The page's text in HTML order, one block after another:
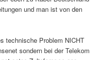
und man ist von den
technische Problem NICHT
sondern bei der Telekom